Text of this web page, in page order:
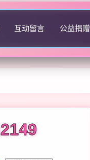
互动留言 公益捐赠